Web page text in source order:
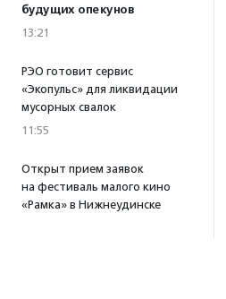
будущих опекунов
13:21
РЭО готовит сервис
«Экопульс» для ликвидации
мусорных свалок
11:55
Открыт прием заявок
на фестиваль малого кино
«Рамка» в Нижнеудинске